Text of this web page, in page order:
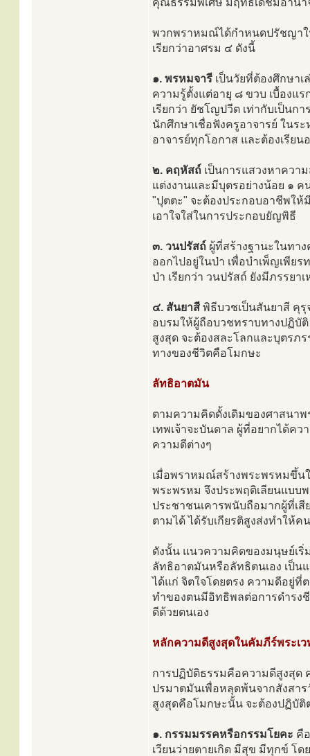
คุณธรรมพิเศษ มีฤทธิ์เดชมีอำนา
พวกพราหมณ์ได้กำหนดปรัชญาใ
เรียกว่าอาศรม ๔ ดังนี้
๑. พรหมจารี เป็นวัยที่ต้องศึกษาเ
ความรู้ตั้งแต่อายุ ๘ ขวบ เบื้องแ
เรียกว่า ยัชโญปวีต เท่ากับเป็น
นักศึกษาเชื่อฟังครูอาจารย์ ในร
อาจารย์ทุกโอกาส และต้องเรีย
๒. คฤหัสถ์ เป็นการแสวงหาควา
แต่งงานและมีบุตรอย่างน้อย ๑
"ปุตตะ" จะต้องประกอบอาชีพใ
เอาใจใส่ในการประกอบยัญพิธี
๓. วนปรัสถ์ ผู้ที่สร้างฐานะในทา
ออกไปอยู่ในป่า เพื่อบำเพ็ญเพีย
ป่า เรียกว่า วนปรัสถ์ ยังมีภรรย
๔. สันยาสี พิธีบวชเป็นสันยาสี คุรุ
อบรมให้ผู้ถือบวชทราบทางปฏิบั
สูงสุด จะต้องสละโลกและบุตรภ
ทางของชีวิตคือโมกษะ
ลัทธิอาตมัน
ตามความคิดดั้งเดิมของศาสนา
เทพเจ้าจะบันดาล ผู้ที่อยากได้คว
ความดีต่างๆ
เมื่อพราหมณ์สร้างพระพรหมขึ้น
พระพรหม จึงประพฤติเลียนแบบ
ประชาชนเคารพนับถือมากผู้ที่เ
ตามได้ ได้รับเกียรติสูงส่งทำให้
ดังนั้น แนวความคิดของมนุษย์เริ่
ลัทธิอาตมันหรือลัทธิตนเอง เป็
ได้แก่ จิตใจโดยตรง ความดีอยู่ที่
ทำของตนมีอิทธิพลต่อการดำรง
ดีด้วยตนเอง
หลักความดีสูงสุดในคัมภีร์พระเว
การปฏิบัติธรรมคือความดีสูงสุด
ปรมาตมันเพื่อหลุดพ้นจากสังสาร
สูงสุดคือโมกษะนั้น จะต้องปฏิบัติ
๑. กรรมมรรคหรือกรรมโยคะ คื
เวียนว่ายตายเกิด มีสุข มีทุกข์ โ